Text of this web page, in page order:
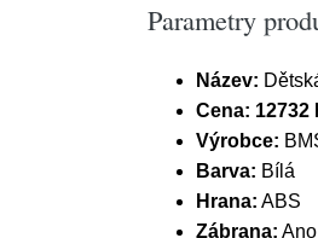
Parametry
Název:
Cena: 12732
Výrobce:
Barva: Bílá
Hrana: ABS
Zábrana: Ano